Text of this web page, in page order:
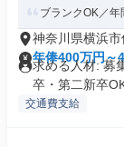
ブランクOK／
神奈川県横浜市
年俸400万円～
求める人材: 募
卒・第二新卒OK
交通費支給